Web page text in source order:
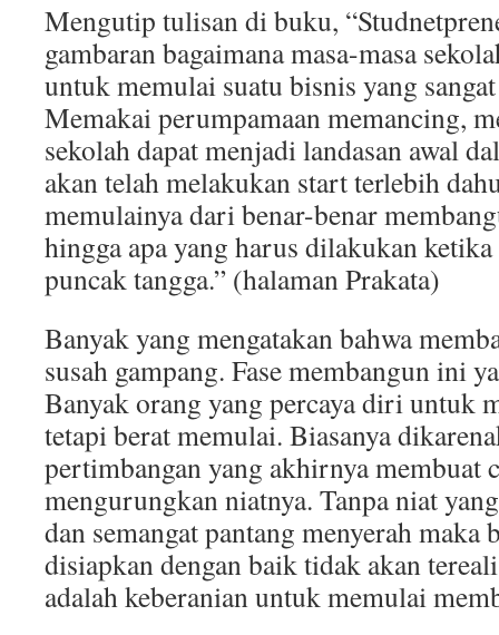
Mengutip tulisan di buku,
gambaran bagaimana masa-masa
untuk memulai suatu bisnis yang
Memakai perumpamaan memancing,
sekolah dapat menjadi landasan awal
akan telah melakukan start terlebih
memulainya dari benar-benar
hingga apa yang harus dilakukan
puncak tangga.” (halaman Prakata)
Banyak yang mengatakan bahwa
susah gampang. Fase membangun ini
Banyak orang yang percaya diri untuk
tetapi berat memulai. Biasanya
pertimbangan yang akhirnya membuat
mengurungkan niatnya. Tanpa niat
dan semangat pantang menyerah maka
disiapkan dengan baik tidak akan
adalah keberanian untuk memulai